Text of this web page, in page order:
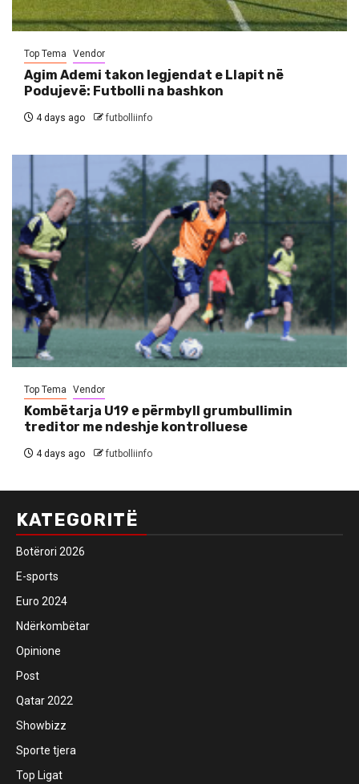
Top Tema Vendor
Agim Ademi takon legjendat e Llapit në
Podujevë: Futbolli na bashkon
4 days ago futbolliinfo
Top Tema Vendor
Kombëtarja U19 e përmbyll grumbullimin
treditor me ndeshje kontrolluese
4 days ago futbolliinfo
KATEGORITË
Botërori 2026
E-sports
Euro 2024
Ndërkombëtar
Opinione
Post
Qatar 2022
Showbizz
Sporte tjera
Top Ligat